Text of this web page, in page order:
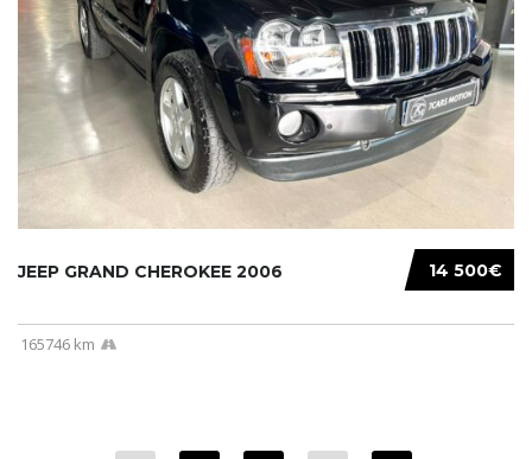
14 500€
JEEP GRAND CHEROKEE 2006
165746 km